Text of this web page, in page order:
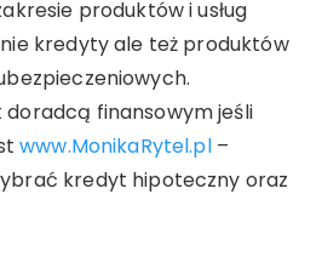
produktów i usług
kredyty ale też produktów
finansowym jeśli
www.MonikaRytel.pl–
kredyt hipoteczny oraz